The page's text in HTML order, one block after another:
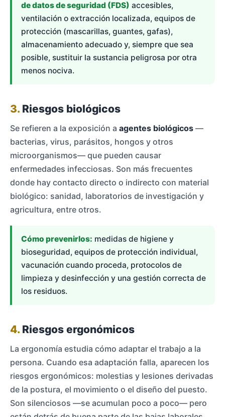
de datos de seguridad (FDS) accesibles,
ventilación o extracción localizada, equipos de
protección (mascarillas, guantes, gafas),
almacenamiento adecuado y, siempre que sea
posible, sustituir la sustancia peligrosa por otra
menos nociva.
3. Riesgos biológicos
Se refieren a la exposición a agentes biológicos —
bacterias, virus, parásitos, hongos y otros
microorganismos— que pueden causar
enfermedades infecciosas. Son más frecuentes
donde hay contacto directo o indirecto con material
biológico: sanidad, laboratorios de investigación y
agricultura, entre otros.
Cómo prevenirlos: medidas de higiene y
bioseguridad, equipos de protección individual,
vacunación cuando proceda, protocolos de
limpieza y desinfección y una gestión correcta de
los residuos.
4. Riesgos ergonómicos
La ergonomía estudia cómo adaptar el trabajo a la
persona. Cuando esa adaptación falla, aparecen los
riesgos ergonómicos: molestias y lesiones derivadas
de la postura, el movimiento o el diseño del puesto.
Son silenciosos —se acumulan poco a poco— pero